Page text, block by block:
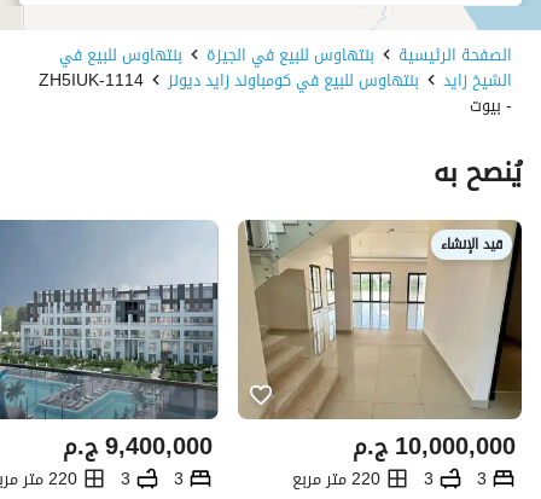
الصفحة الرئيسية بنتهاوس للبيع في الجيزة بنتهاوس للبيع في
الشيخ زايد بنتهاوس للبيع في كومباوند زايد ديونز 1114-ZH5IUK
- بيوت
يُنصح به
قيد الإنشاء
ج.م10,000,000
3
3
220 متر مربع
ج.م9,400,000
3
3
220 متر مربع